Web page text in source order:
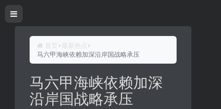
首页
最新热点
马六甲海峡依赖加深沿岸国战略承压
马六甲海峡依赖加深
沿岸国战略承压